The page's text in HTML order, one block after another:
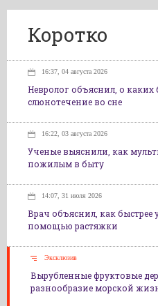
Коротко
16:37, 04 августа 2026
Невролог объяснил, о
слюнотечение во сне
16:22, 03 августа 2026
Ученые выяснили, как
пожилым в быту
14:07, 31 июля 2026
Врач объяснил, как быстрее
помощью растяжки
Эксклюзив
Вырубленные фруктовые
разнообразие морской